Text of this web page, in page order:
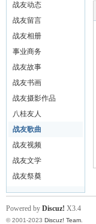
情-
空
战友动态
战友留言
战友相册
事业商务
战友故事
战友书画
战友摄影作品
八桂友人
战友歌曲
战友视频
战友文学
战友祭奠
Powered by Discuz! X3.4
© 2001-2023 Discuz! Team